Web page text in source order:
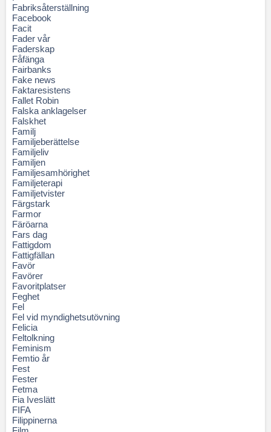
Fabriksåterställning
Facebook
Facit
Fader vår
Faderskap
Fåfänga
Fairbanks
Fake news
Faktaresistens
Fallet Robin
Falska anklagelser
Falskhet
Familj
Familjeberättelse
Familjeliv
Familjen
Familjesamhörighet
Familjeterapi
Familjetvister
Färgstark
Farmor
Färöarna
Fars dag
Fattigdom
Fattigfällan
Favör
Favörer
Favoritplatser
Feghet
Fel
Fel vid myndighetsutövning
Felicia
Feltolkning
Feminism
Femtio år
Fest
Fester
Fetma
Fia Iveslätt
FIFA
Filippinerna